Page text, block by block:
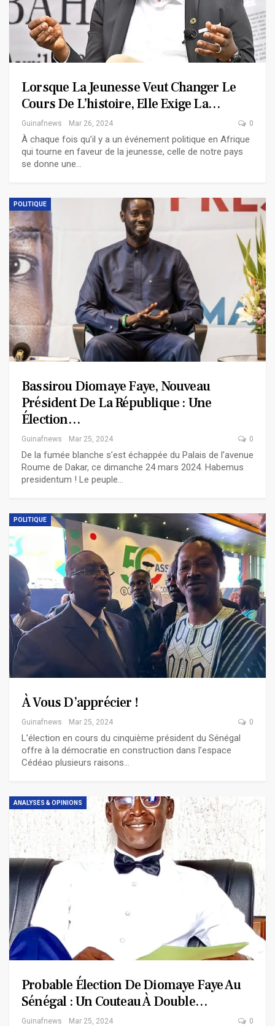
Lorsque La Jeunesse Veut Changer Le
Cours De L’histoire, Elle Exige La…
Guinafnews Mar 26, 2024 0
À chaque fois qu’il y a un événement politique en Afrique
qui tourne en faveur de la jeunesse, celle de notre pays
se donne une…
POLITIQUE
Bassirou Diomaye Faye, Nouveau
Président De La République : Une
Élection…
Guinafnews Mar 25, 2024 0
De la fumée blanche s’est échappée du Palais de l’avenue
Roume de Dakar, ce dimanche 24 mars 2024. Habemus
presidentum ! Le peuple…
POLITIQUE
À Vous D’apprécier !
Guinafnews Mar 25, 2024 0
L’élection en cours du cinquième président du Sénégal
offre à la démocratie en construction dans l’espace
Cédéao plusieurs raisons…
ANALYSES & OPINIONS
Probable Élection De Diomaye Faye Au
Sénégal : Un Couteau À Double…
Guinafnews Mar 25, 2024 0